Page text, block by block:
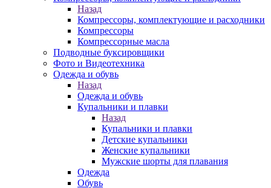
Назад
Компрессоры, комплектующие и расходники
Компрессоры
Компрессорные масла
Подводные буксировщики
Фото и Видеотехника
Одежда и обувь
Назад
Одежда и обувь
Купальники и плавки
Назад
Купальники и плавки
Детские купальники
Женские купальники
Мужские шорты для плавания
Одежда
Обувь